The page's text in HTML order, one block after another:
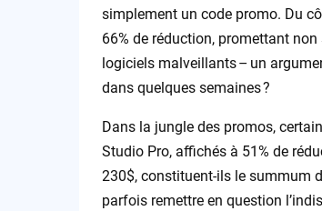
simplement un code promo. Du
66% de réduction, promettant
logiciels malveillants – un
dans quelques semaines ?
Dans la jungle des promos,
Studio Pro, affichés à 51% de
230$, constituent-ils le summum
parfois remettre en question